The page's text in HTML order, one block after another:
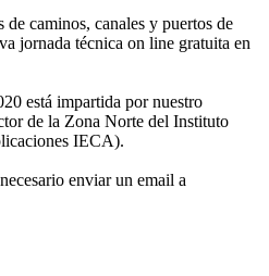
caminos, canales y puertos de
jornada técnica on line gratuita en
está impartida por nuestro
de la Zona Norte del Instituto
IECA).
enviar un email a